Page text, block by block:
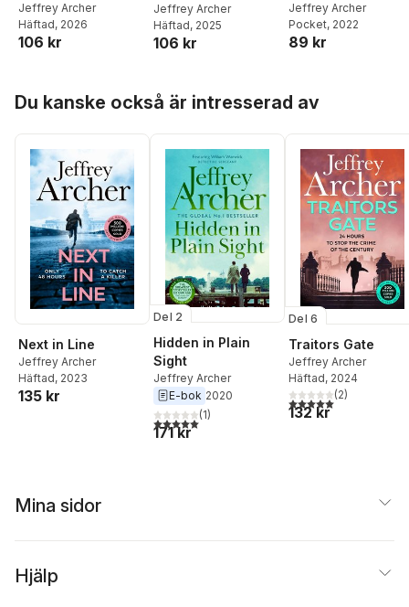
Jeffrey Archer
Häftad, 2026
106 kr
Jeffrey Archer
Häftad, 2025
106 kr
Jeffrey Archer
Pocket, 2022
89 kr
Du kanske också är intresserad av
Next in Line
Jeffrey Archer
Häftad, 2023
135 kr
Del 2
Hidden in Plain
Sight
Jeffrey Archer
E-bok 2020
5,0utav 5 stjärnor. Totalt antal röster:
(1)
171 kr
Del 6
Traitors Gate
Jeffrey Archer
Häftad, 2024
5,0utav 5 stjärnor.
(2)
132 kr
Mina sidor
Hjälp